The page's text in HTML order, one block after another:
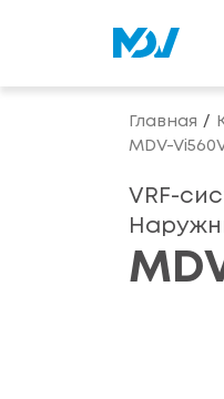
Главная
MDV-
VRF-